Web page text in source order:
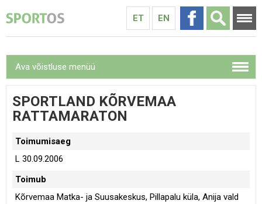
ET EN
Ava võistluse menüü
SPORTLAND KÕRVEMAA
RATTAMARATON
Toimumisaeg
L 30.09.2006
Toimub
Kõrvemaa Matka- ja Suusakeskus, Pillapalu küla, Anija vald